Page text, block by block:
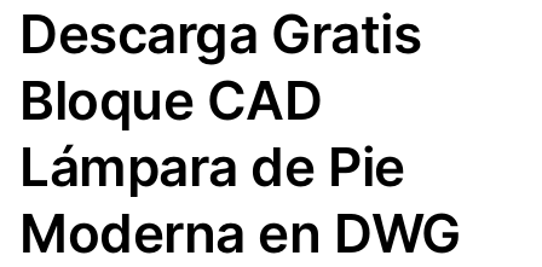
Descarga Gratis
Bloque CAD
Lámpara de Pie
Moderna en DWG